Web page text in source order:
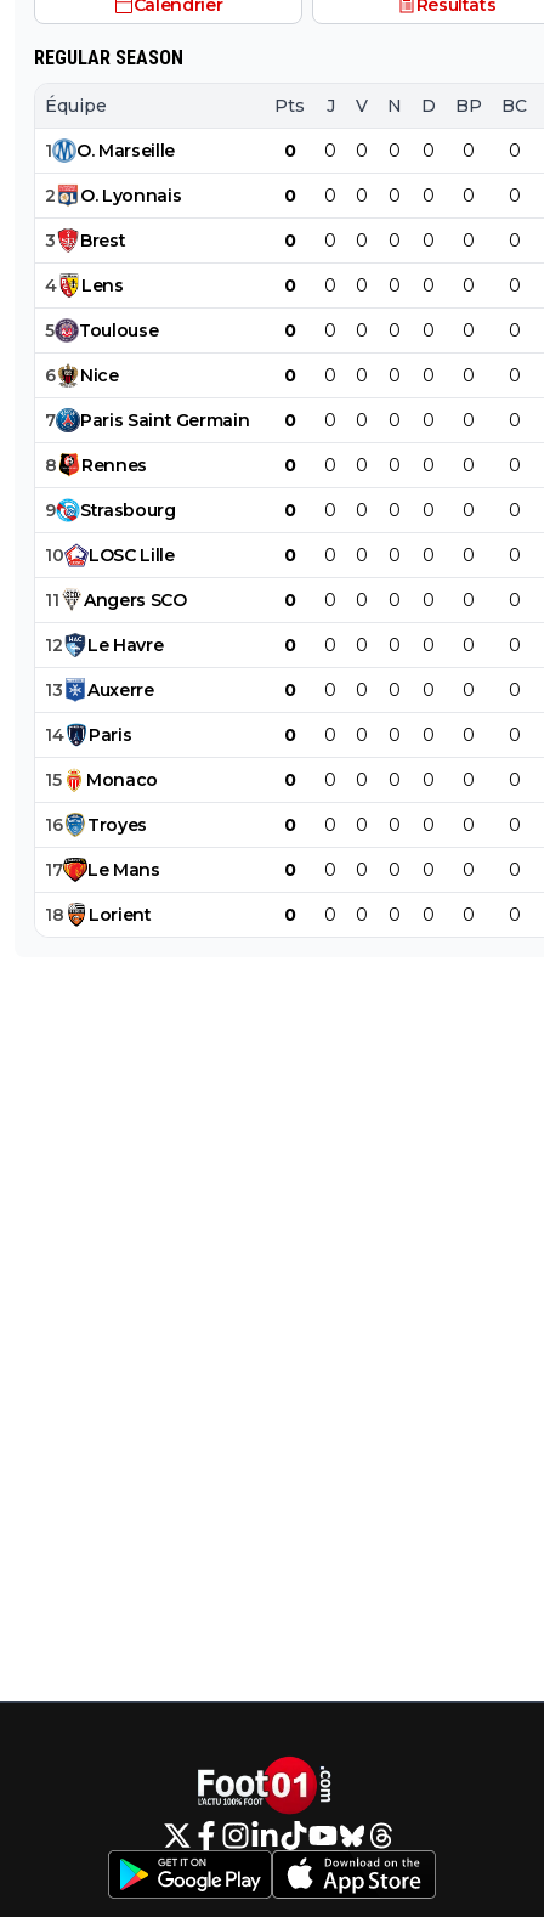
REGULAR SEASON
Équipe Pts J V N D BP BC
1 O. Marseille 0 0 0 0 0 0 0
2 O. Lyonnais 0 0 0 0 0 0 0
3 Brest 0 0 0 0 0 0 0
4 Lens 0 0 0 0 0 0 0
5 Toulouse 0 0 0 0 0 0 0
6 Nice 0 0 0 0 0 0 0
7 Paris Saint Germain 0 0 0 0 0 0 0
8 Rennes 0 0 0 0 0 0 0
9 Strasbourg 0 0 0 0 0 0 0
10 LOSC Lille 0 0 0 0 0 0 0
11 Angers SCO 0 0 0 0 0 0 0
12 Le Havre 0 0 0 0 0 0 0
13 Auxerre 0 0 0 0 0 0 0
14 Paris 0 0 0 0 0 0 0
15 Monaco 0 0 0 0 0 0 0
16 Troyes 0 0 0 0 0 0 0
17 Le Mans 0 0 0 0 0 0 0
18 Lorient 0 0 0 0 0 0 0